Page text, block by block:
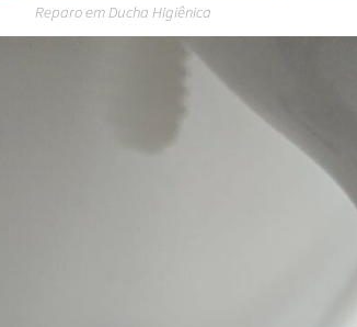
Reparo em Ducha Higiênica